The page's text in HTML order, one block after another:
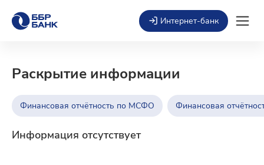
Интернет-банк
Раскрытие информации
Финансовая отчётность по МСФО Финансовая
Информация отсутствует